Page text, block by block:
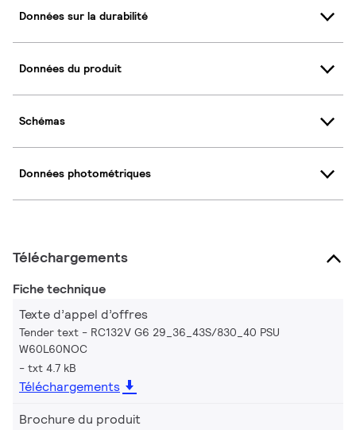
Données sur la durabilité
Données du produit
Schémas
Données photométriques
Téléchargements
Fiche technique
Texte d’appel d’offres
Tender text - RC132V G6 29_36_43S/830_40 PSU
W60L60NOC
txt 4.7 kB
Téléchargements
Brochure du produit